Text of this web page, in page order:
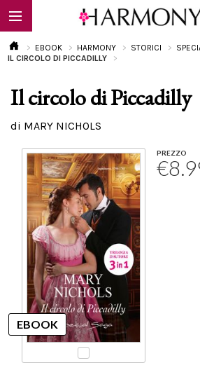
EBOOK
Calendario
EBOOK HARMONY STORICI
IL CIRCOLO DI PICCADILLY
Il circolo di Piccadilly
di MARY NICHOLS
PREZZO